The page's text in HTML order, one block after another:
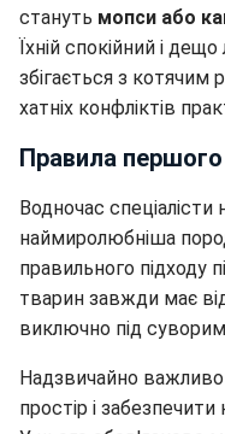
стануть мопси або
Їхній спокійний і
збігається з
хатніх конфліктів
Правила
Водночас
наймиролюбніша
правильного підходу
тварин завжди має
виключно під
Надзвичайно важливо
простір і